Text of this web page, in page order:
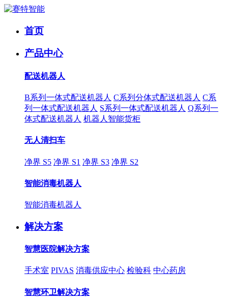
首页
产品中心
配送机器人
B系列一体式配送机器人 C系列分体式配送机器人 C系
列一体式配送机器人 S系列一体式配送机器人 Q系列一
体式配送机器人 机器人智能货柜
无人清扫车
净界 S5 净界 S1 净界 S3 净界 S2
智能消毒机器人
智能消毒机器人
解决方案
智慧医院解决方案
手术室 PIVAS 消毒供应中心 检验科 中心药房
智慧环卫解决方案